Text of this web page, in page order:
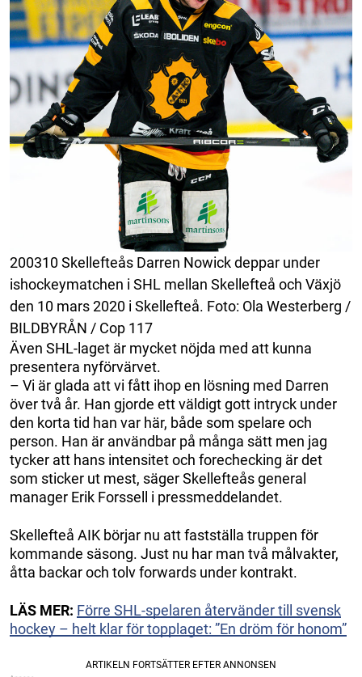
200310 Skellefteås Darren Nowick deppar under
ishockeymatchen i SHL mellan Skellefteå och Växjö
den 10 mars 2020 i Skellefteå. Foto: Ola Westerberg /
BILDBYRÅN / Cop 117
Även SHL-laget är mycket nöjda med att kunna
presentera nyförvärvet.
– Vi är glada att vi fått ihop en lösning med Darren
över två år. Han gjorde ett väldigt gott intryck under
den korta tid han var här, både som spelare och
person. Han är användbar på många sätt men jag
tycker att hans intensitet och forechecking är det
som sticker ut mest, säger Skellefteås general
manager Erik Forssell i pressmeddelandet.
Skellefteå AIK börjar nu att fastställa truppen för
kommande säsong. Just nu har man två målvakter,
åtta backar och tolv forwards under kontrakt.
LÄS MER: Förre SHL-spelaren återvänder till svensk
hockey – helt klar för topplaget: ”En dröm för honom”